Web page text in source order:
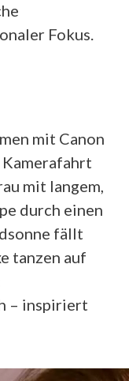
Fokus.
mit Canon
Kamerafahrt
mit langem,
durch einen
fällt
tanzen auf
– inspiriert